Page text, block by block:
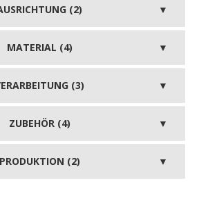
(2)
MATERIAL (4)
(3)
ZUBEHÖR (4)
PRODUKTION (2)